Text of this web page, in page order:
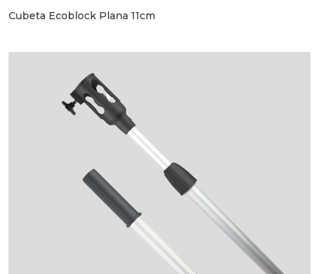
Cubeta Ecoblock Plana 11cm